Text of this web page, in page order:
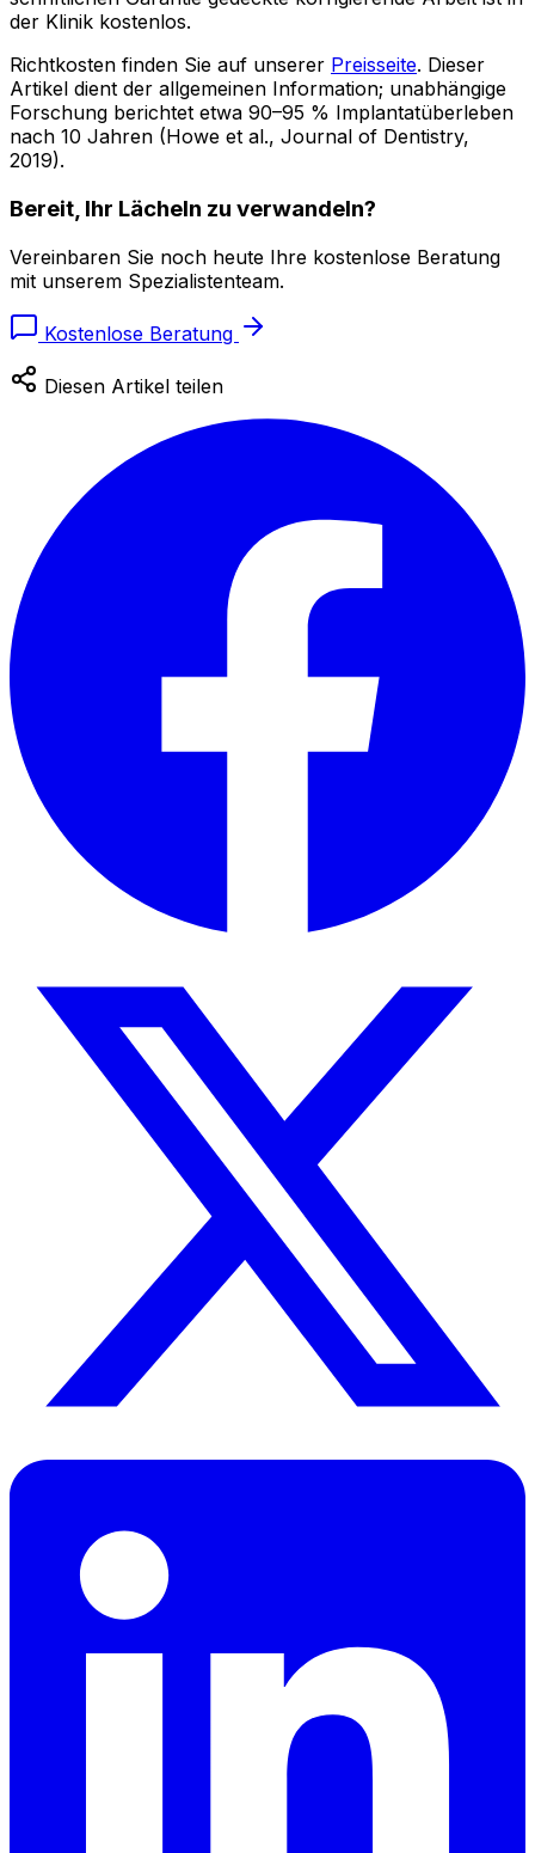
der Klinik kostenlos.
Richtkosten finden Sie auf unserer Preisseite. Dieser
Artikel dient der allgemeinen Information; unabhängige
Forschung berichtet etwa 90–95 % Implantatüberleben
nach 10 Jahren (Howe et al., Journal of Dentistry,
2019).
Bereit, Ihr Lächeln zu verwandeln?
Vereinbaren Sie noch heute Ihre kostenlose Beratung
mit unserem Spezialistenteam.
Kostenlose Beratung
Diesen Artikel teilen